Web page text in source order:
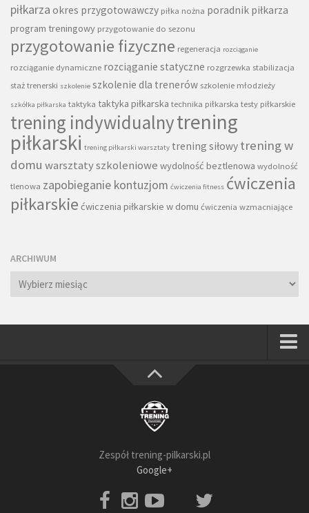
piłkarza okres przygotowawczy piłka nożna poradnik piłkarza
program treningowy przygotowanie do sezonu
przygotowanie fizyczne regeneracja rozciąganie
rozciąganie dynamiczne rozciąganie statyczne rozgrzewka stabilizacja
staż trenerski szkolenie szkolenie dla trenerów szkolenie młodzieży
szkółka piłkarska taktyka taktyka piłkarska technika piłkarska testy piłkarskie
trening indywidualnytrening
piłkarski trening piłkarski warsztaty trening siłowy trening w
domu warsztaty szkoleniowe wydolność beztlenowa wydolność
tlenowa zapobieganie kontuzjom ćwiczenia fitness ćwiczenia
piłkarskie ćwiczenia piłkarskie w domu ćwiczenia wzmacniające
ARCHIWUM
Archiwum
Zespół trening-pilkarski.pl
Google+